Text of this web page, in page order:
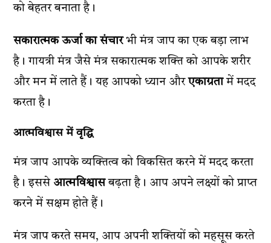
को बेहतर बनाता है।
सकारात्मक ऊर्जा का संचारभी मंत्र जाप का एक बड़ा लाभ
है। गायत्री मंत्र जैसे मंत्र सकारात्मक शक्ति को आपके शरीर
और मन में लाते हैं। यह आपको ध्यान औरएकाग्रतामें मदद
करता है।
आत्मविश्वास में वृद्धि
मंत्र जाप आपके व्यक्तित्व को विकसित करने में मदद करता
है। इससे आत्मविश्वासबढ़ता है। आप अपने लक्ष्यों को प्राप्त
करने में सक्षम होते हैं।
मंत्र जाप करते समय, आप अपनी शक्तियों को महसूस करते